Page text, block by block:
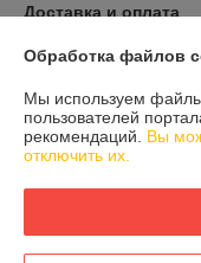
Доставка и оплата
График работы
Полная версия сайта
Сайт создан на
Обработка файлов
Мы используем
пользователей
рекомендаций. Вы
отключить их.